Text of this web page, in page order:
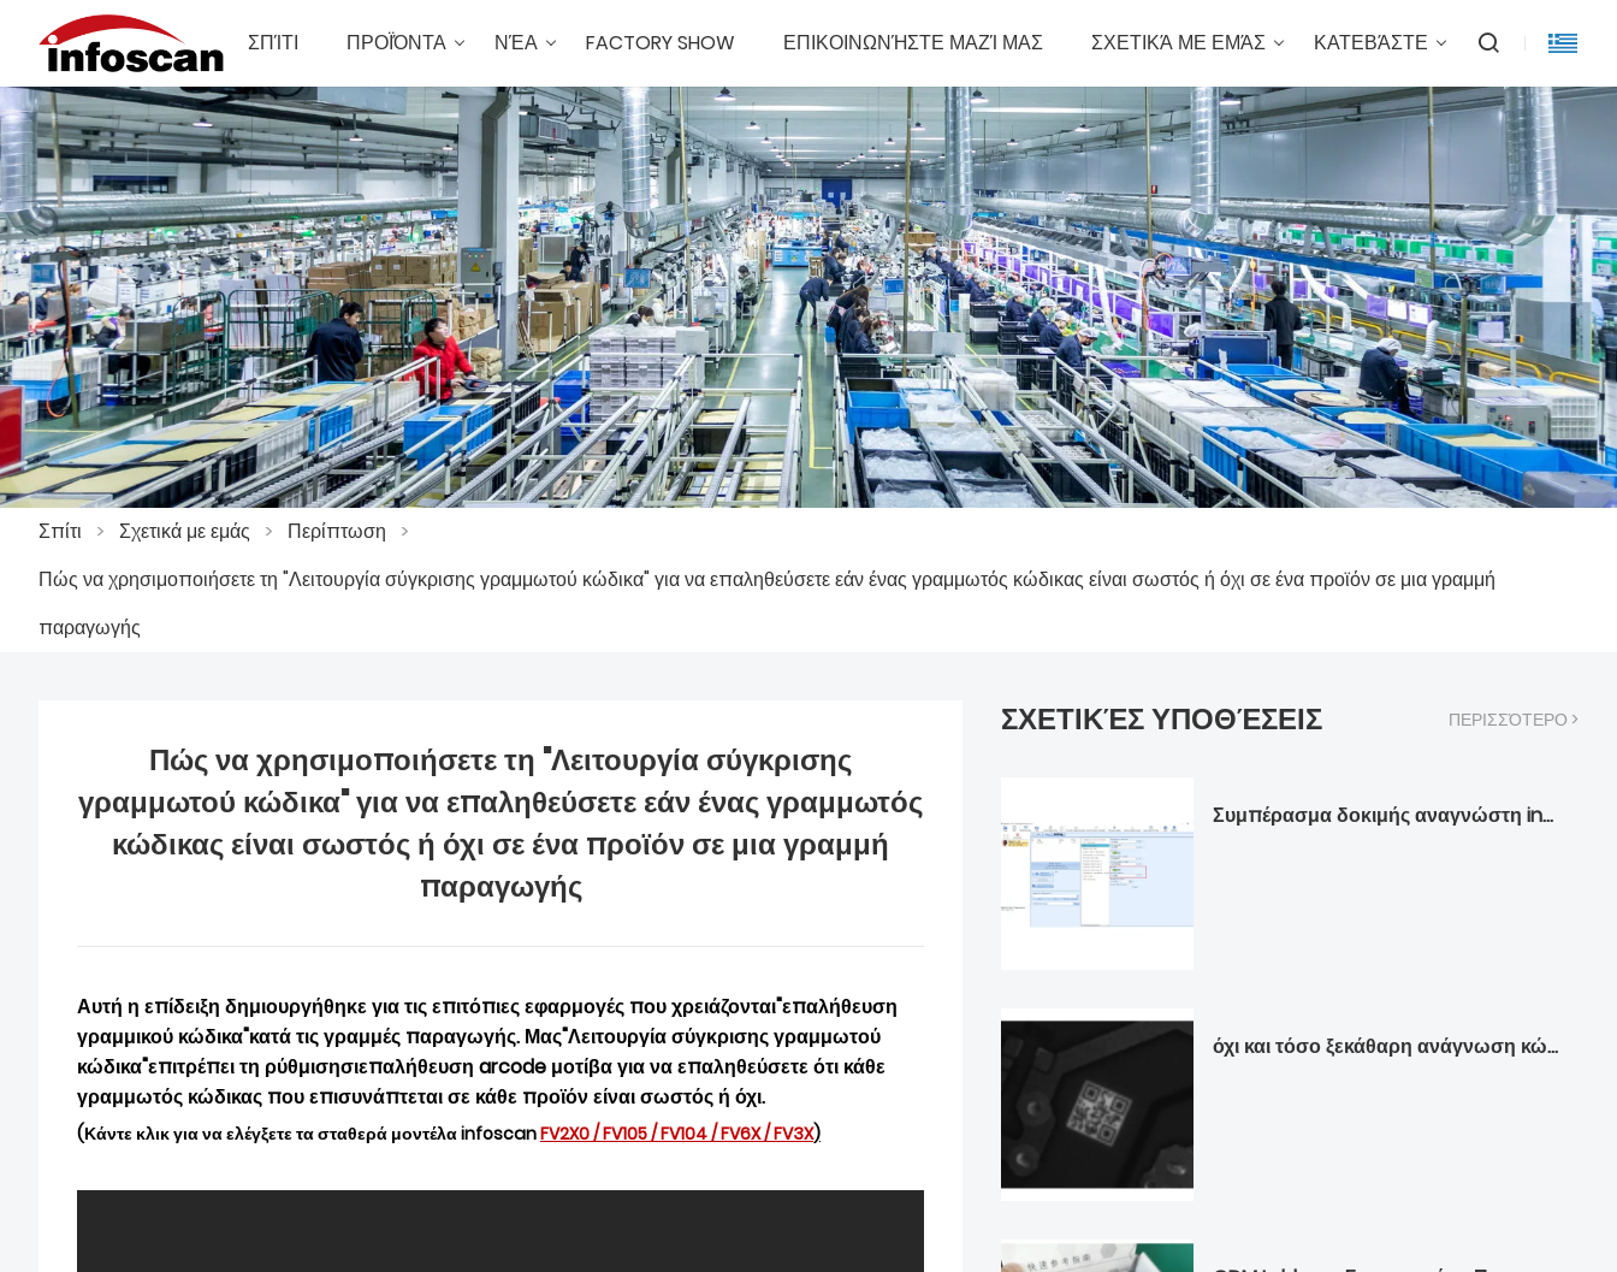
ΣΠΊΤΙ ΠΡΟΪΌΝΤΑ ΝΈΑ FACTORY SHOW ΕΠΙΚΟΙΝΩΝΉΣΤΕ ΜΑΖΊ ΜΑΣ ΣΧΕΤΙΚΆ ΜΕ ΕΜΆΣ ΚΑΤΕΒΆΣΤΕ
Σπίτι > Σχετικά με εμάς > Περίπτωση
>
Πώς να χρησιμοποιήσετε τη "Λειτουργία σύγκρισης γραμμωτού κώδικα" για να επαληθεύσετε εάν ένας γραμμωτός κώδικας είναι σωστός ή όχι σε ένα προϊόν σε μια γραμμή
παραγωγής
Πώς να χρησιμοποιήσετε τη "Λειτουργία σύγκρισης
γραμμωτού κώδικα" για να επαληθεύσετε εάν ένας γραμμωτός
κώδικας είναι σωστός ή όχι σε ένα προϊόν σε μια γραμμή
παραγωγής
Αυτή η επίδειξη δημιουργήθηκε για τις επιτόπιες εφαρμογές που χρειάζονται"επαλήθευση
γραμμικού κώδικα"κατά τις γραμμές παραγωγής. Μας"Λειτουργία σύγκρισης γραμμωτού
κώδικα"επιτρέπει τη ρύθμισησιεπαλήθευση arcode μοτίβα για να επαληθεύσετε ότι κάθε
γραμμωτός κώδικας που επισυνάπτεται σε κάθε προϊόν είναι σωστός ή όχι.
(Κάντε κλικ για να ελέγξετε τα σταθερά μοντέλα infoscanFV2X0/FV105/FV104/FV6X/FV3X)
ΣΧΕΤΙΚΈΣ ΥΠΟΘΈΣΕΙΣ ΠΕΡΙΣΣΌΤΕΡΟ >
Συμπέρασμα δοκιμής αναγνώστη infoscan FV105 από Ρώσο πελάτη
όχι και τόσο ξεκάθαρη ανάγνωση κώδικα QR για την κατασκευή δεξαμενών